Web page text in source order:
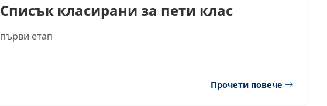
Списък класирани за пети клас
първи етап
Прочети повече